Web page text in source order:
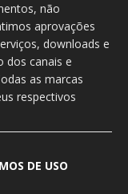
não
aprovações
downloads e
dos canais e
as marcas
respectivos
DE USO